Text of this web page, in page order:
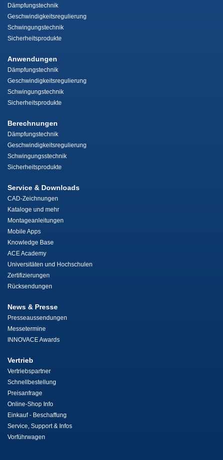
Dämpfungstechnik
Geschwindigkeitsregulierung
Schwingungstechnik
Sicherheitsprodukte
Anwendungen
Dämpfungstechnik
Geschwindigkeitsregulierung
Schwingungstechnik
Sicherheitsprodukte
Berechnungen
Dämpfungstechnik
Geschwindigkeitsregulierung
Schwingungsstechnik
Sicherheitsprodukte
Service & Downloads
CAD-Zeichnungen
Kataloge und mehr
Montageanleitungen
Mobile Apps
Knowledge Base
ACE Academy
Universitäten und Hochschulen
Zertifizierungen
Rücksendungen
News & Presse
Presseaussendungen
Messetermine
INNOVACE Awards
Vertrieb
Vertriebspartner
Schnellbestellung
Preisanfrage
Online-Shop Info
Einkauf - Beschaffung
Service, Support & Infos
Vorführwagen